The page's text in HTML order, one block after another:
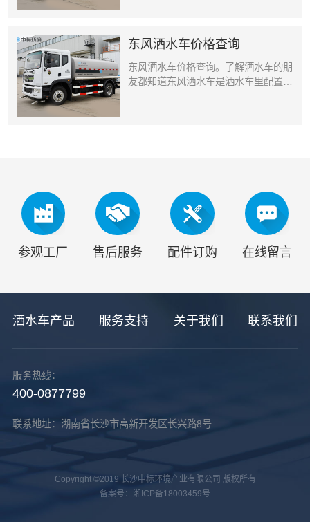
东风洒水车价格查询
东风洒水车价格查询。了解洒水车的朋
友都知道东风洒水车是洒水车里配置比
参观工厂 售后服务 配件订购 在线留言
洒水车产品 服务支持 关于我们 联系我们
服务热线：
400-0877799‬
联系地址：湖南省长沙市高新开发区长兴路8号
Copyright ©2019 长沙中标环境产业有限公司 版权所有
备案号：湘ICP备18003459号